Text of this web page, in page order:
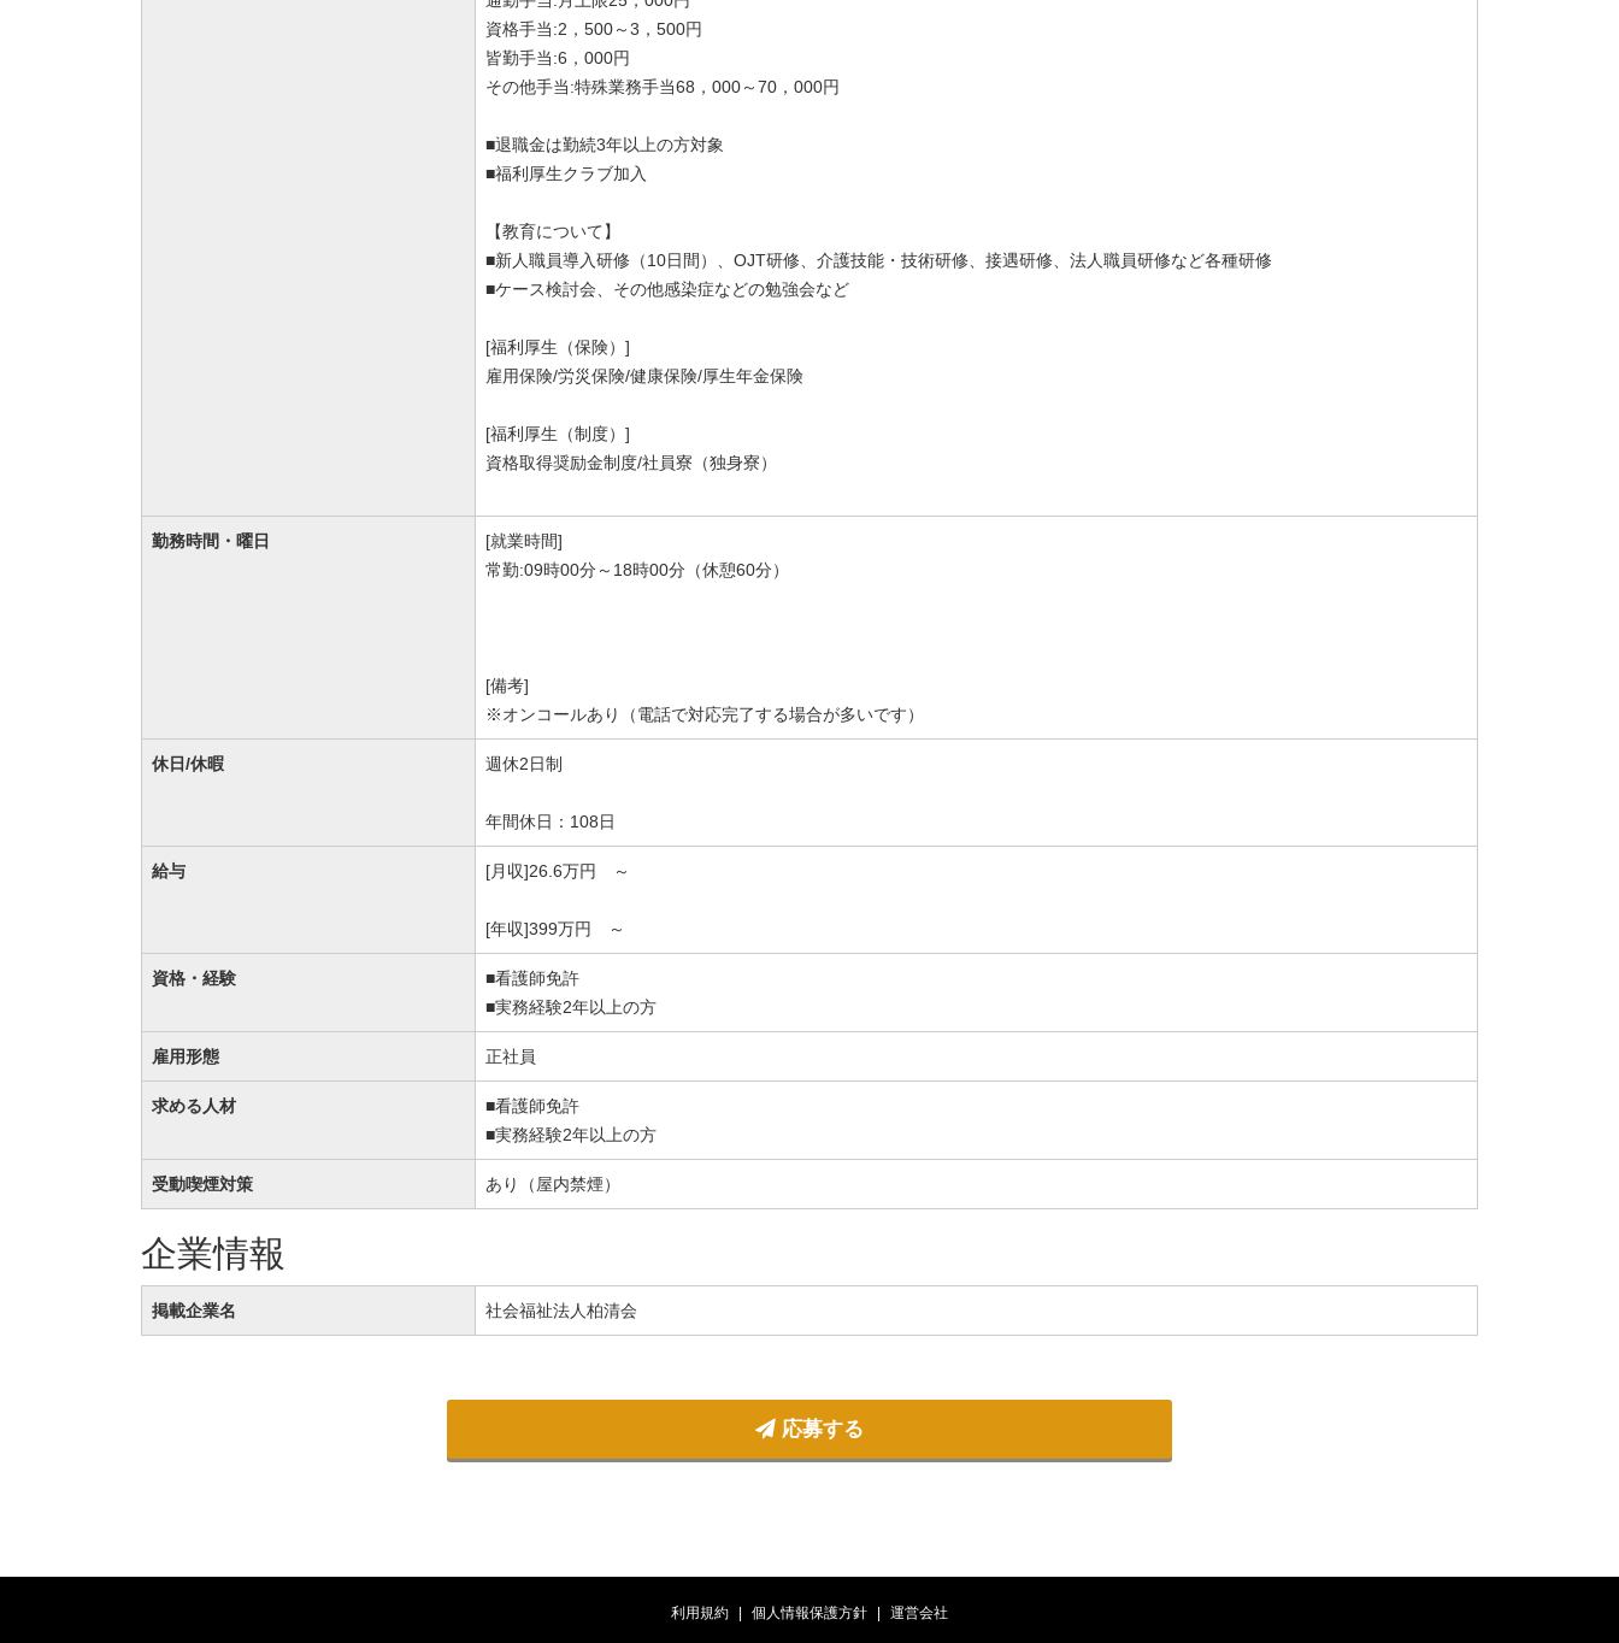
資格手当:2，500～3，500円
皆勤手当:6，000円
その他手当:特殊業務手当68，000～70，000円
■退職金は勤続3年以上の方対象
■福利厚生クラブ加入
【教育について】
■新人職員導入研修（10日間）、OJT研修、介護技能・技術研修、接遇研修、法人職員研修など各種研修
■ケース検討会、その他感染症などの勉強会など
[福利厚生（保険）]
雇用保険/労災保険/健康保険/厚生年金保険
[福利厚生（制度）]
資格取得奨励金制度/社員寮（独身寮）
勤務時間・曜日
[就業時間]
常勤:09時00分～18時00分（休憩60分）
[備考]
※オンコールあり（電話で対応完了する場合が多いです）
休日/休暇 週休2日制
年間休日：108日
給与 [月収]26.6万円 ～
[年収]399万円 ～
資格・経験
■看護師免許
■実務経験2年以上の方
雇用形態 正社員
求める人材
■看護師免許
■実務経験2年以上の方
受動喫煙対策 あり（屋内禁煙）
企業情報
掲載企業名 社会福祉法人柏清会
応募する
利用規約 個人情報保護方針 運営会社